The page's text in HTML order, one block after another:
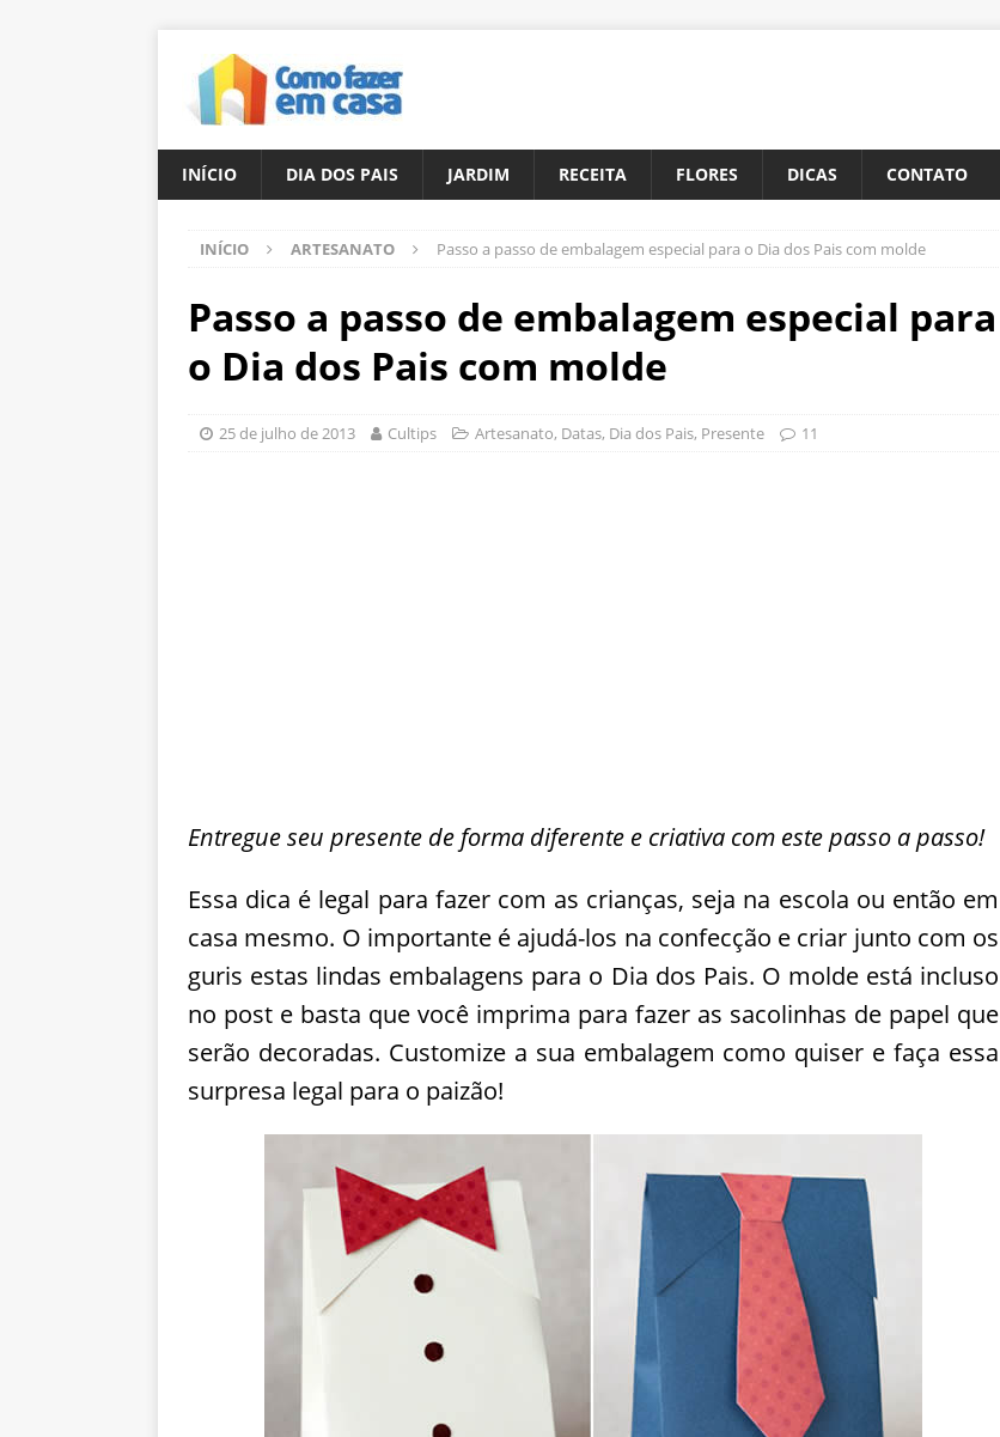
INÍCIO DIA DOS PAIS JARDIM RECEITA FLORES DICAS CONTATO
INÍCIO ARTESANATO Passo a passo de embalagem especial para o Dia dos Pais com molde
Passo a passo de embalagem especial para
o Dia dos Pais com molde
25 de julho de 2013 Cultips Artesanato, Datas, Dia dos Pais, Presente 11
Entregue seu presente de forma diferente e criativa com este passo a passo!
Essa dica é legal para fazer com as crianças, seja na escola ou então em
casa mesmo. O importante é ajudá-los na confecção e criar junto com os
guris estas lindas embalagens para o Dia dos Pais. O molde está incluso
no post e basta que você imprima para fazer as sacolinhas de papel que
serão decoradas. Customize a sua embalagem como quiser e faça essa
surpresa legal para o paizão!